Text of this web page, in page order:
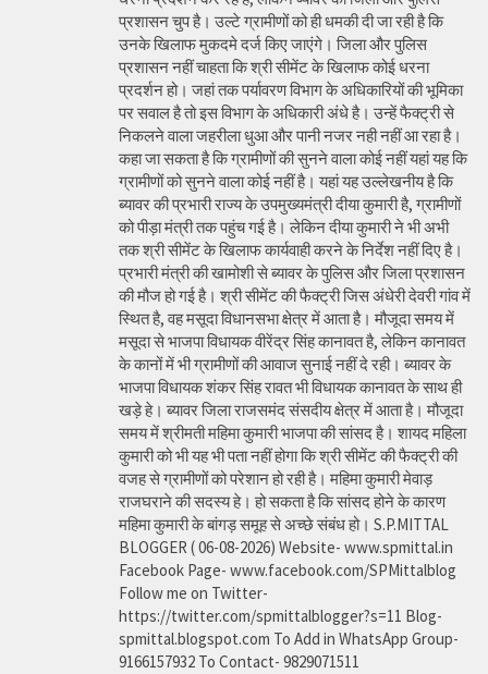
प्रशासन चुप है। उल्टे ग्रामीणों को ही धमकी दी जा रही है कि
उनके खिलाफ मुकदमे दर्ज किए जाएंगे। जिला और पुलिस
प्रशासन नहीं चाहता कि श्री सीमेंट के खिलाफ कोई धरना
प्रदर्शन हो। जहां तक पर्यावरण विभाग के अधिकारियों की भूमिका
पर सवाल है तो इस विभाग के अधिकारी अंधे है। उन्हें फैक्ट्री से
निकलने वाला जहरीला धुआ और पानी नजर नही नहीं आ रहा है।
कहा जा सकता है कि ग्रामीणों की सुनने वाला कोई नहीं यहां यह कि
ग्रामीणों को सुनने वाला कोई नहीं है। यहां यह उल्लेखनीय है कि
ब्यावर की प्रभारी राज्य के उपमुख्यमंत्री दीया कुमारी है, ग्रामीणों
को पीड़ा मंत्री तक पहुंच गई है। लेकिन दीया कुमारी ने भी अभी
तक श्री सीमेंट के खिलाफ कार्यवाही करने के निर्देश नहीं दिए है।
प्रभारी मंत्री की खामोशी से ब्यावर के पुलिस और जिला प्रशासन
की मौज हो गई है। श्री सीमेंट की फैक्ट्री जिस अंधेरी देवरी गांव में
स्थित है, वह मसूदा विधानसभा क्षेत्र में आता है। मौजूदा समय में
मसूदा से भाजपा विधायक वीरेंद्र सिंह कानावत है, लेकिन कानावत
के कानों में भी ग्रामीणों की आवाज सुनाई नहीं दे रही। ब्यावर के
भाजपा विधायक शंकर सिंह रावत भी विधायक कानावत के साथ ही
खड़े हे। ब्यावर जिला राजसमंद संसदीय क्षेत्र में आता है। मौजूदा
समय में श्रीमती महिमा कुमारी भाजपा की सांसद है। शायद महिला
कुमारी को भी यह भी पता नहीं होगा कि श्री सीमेंट की फैक्ट्री की
वजह से ग्रामीणों को परेशान हो रही है। महिमा कुमारी मेवाड़
राजघराने की सदस्य हे। हो सकता है कि सांसद होने के कारण
महिमा कुमारी के बांगड़ समूह से अच्छे संबंध हो। S.P.MITTAL
BLOGGER ( 06-08-2026) Website- www.spmittal.in
Facebook Page- www.facebook.com/SPMittalblog
Follow me on Twitter-
https://twitter.com/spmittalblogger?s=11 Blog-
spmittal.blogspot.com To Add in WhatsApp Group-
9166157932 To Contact- 9829071511